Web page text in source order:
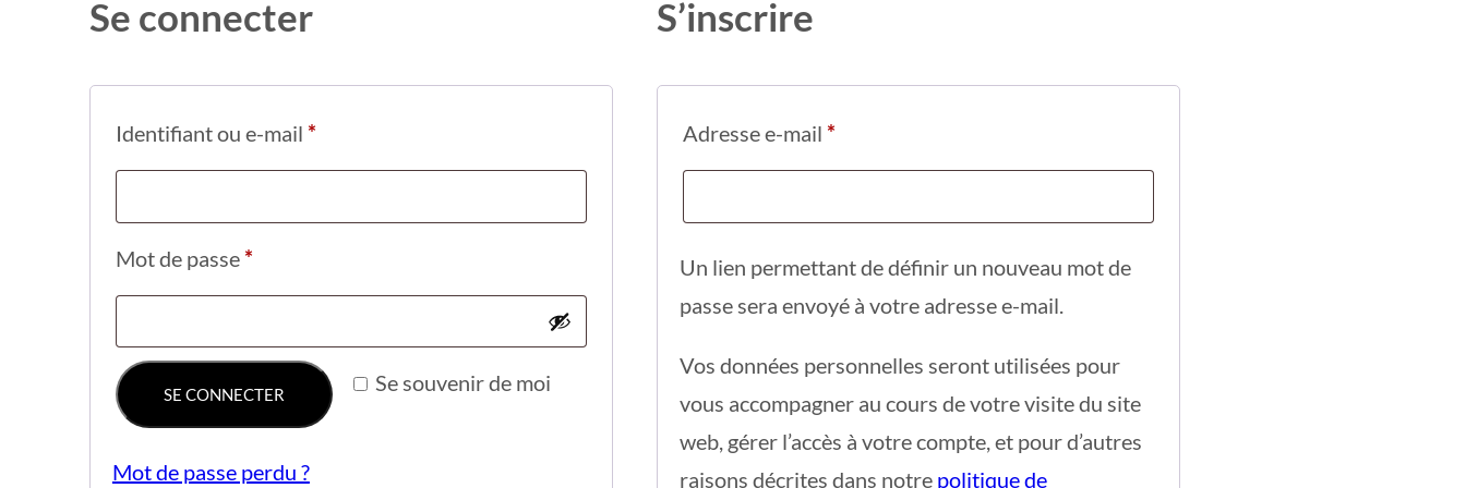
Se connecter
Identifiant ou e-mail *Obligatoire
Mot de passe *Obligatoire
Se souvenir de moi
SE CONNECTER
Mot de passe perdu ?
S’inscrire
Adresse e-mail *Obligatoire
Un lien permettant de définir un nouveau mot de
passe sera envoyé à votre adresse e-mail.
Vos données personnelles seront utilisées pour
vous accompagner au cours de votre visite du site
web, gérer l’accès à votre compte, et pour d’autres
raisons décrites dans notre politique de